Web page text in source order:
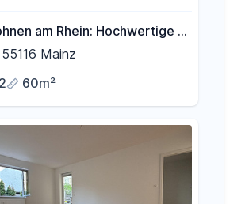
am Rhein: Hochwertige 2-
Wohnung mit Loggia und
55116 Mainz
2
60m²